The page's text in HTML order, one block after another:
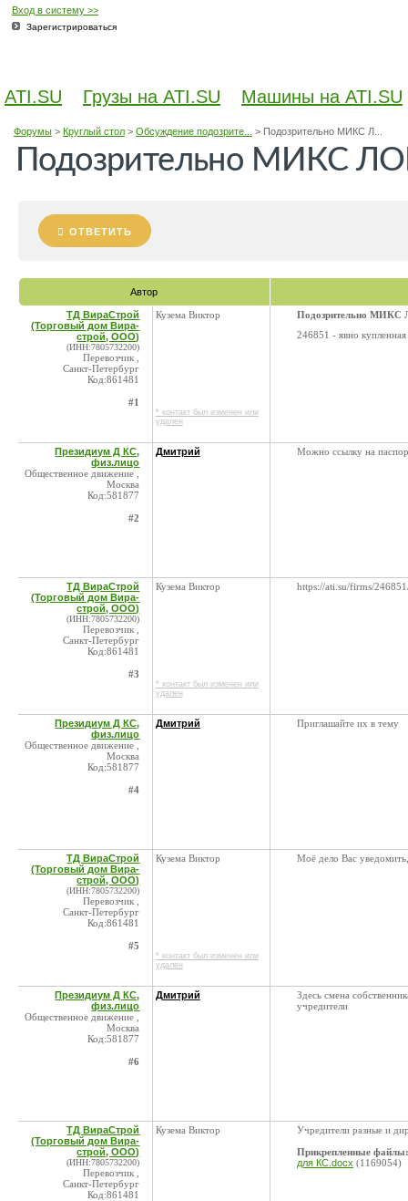
Вход в систему >>
Зарегистрироваться
ATI.SU Грузы на ATI.SU Машины на ATI.SU
Форумы> Круглый стол> Обсуждение подозрите... > Подозрительно МИКС Л...
Подозрительно МИКС
ОТВЕТИТЬ
Автор
ТД ВираСтрой
(Торговый дом Вира-
строй, ООО)
(ИНН:7805732200)
Перевозчик ,
Санкт-Петербург
Код:861481
#1
Кузема Виктор
* контакт был изменен или
удален
Подозрительно
246851 - явно
Президиум Д КС,
физ.лицо
Общественное движение ,
Москва
Код:581877
#2
Дмитрий Можно ссылку на
ТД ВираСтрой
(Торговый дом Вира-
строй, ООО)
(ИНН:7805732200)
Перевозчик ,
Санкт-Петербург
Код:861481
#3
Кузема Виктор
* контакт был изменен или
удален
https://ati.su/firms/
Президиум Д КС,
физ.лицо
Общественное движение ,
Москва
Код:581877
#4
Дмитрий Приглашайте их в тему
ТД ВираСтрой
(Торговый дом Вира-
строй, ООО)
(ИНН:7805732200)
Перевозчик ,
Санкт-Петербург
Код:861481
#5
Кузема Виктор
* контакт был изменен или
удален
Моё дело Вас
Президиум Д КС,
физ.лицо
Общественное движение ,
Москва
Код:581877
#6
Дмитрий
Здесь смена
учредители
ТД ВираСтрой
(Торговый дом Вира-
строй, ООО)
(ИНН:7805732200)
Перевозчик ,
Санкт-Петербург
Код:861481
Кузема Виктор
Учредители разные и
Прикрепленные файлы:
для КС.docx (1169054)